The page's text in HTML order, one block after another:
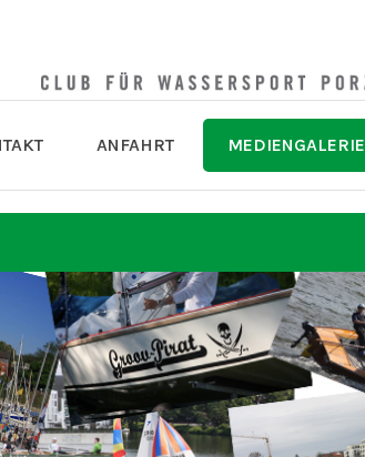
ANFAHRT MEDIENGALERIE